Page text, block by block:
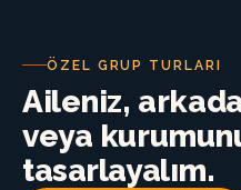
ÖZEL GRUP TURLARI
Aileniz,
veya
tasarlayalım.